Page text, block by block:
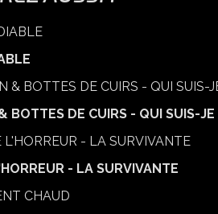
BOTTES DE CUIRS - QUI SUIS-JE
- LA SURVIVANTE